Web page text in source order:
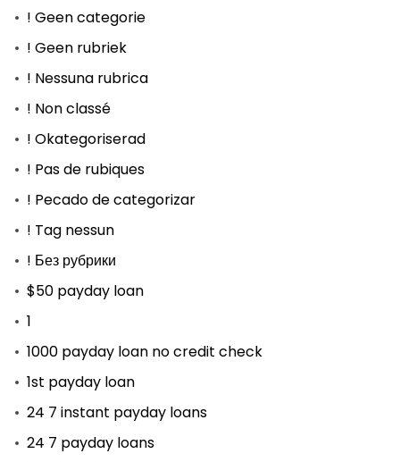
! Geen categorie
! Geen rubriek
! Nessuna rubrica
! Non classé
! Okategoriserad
! Pas de rubiques
! Pecado de categorizar
! Tag nessun
! Без рубрики
$50 payday loan
1
1000 payday loan no credit check
1st payday loan
24 7 instant payday loans
24 7 payday loans